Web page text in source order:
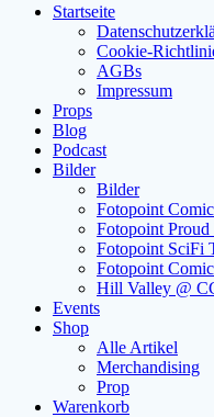
Startseite
Cookie-
AGBs
Impressum
Props
Blog
Podcast
Bilder
Bilder
Fotopoint
Fotopoint
Fotopoint SciFi
Fotopoint
Hill Valley @
Events
Shop
Alle Artikel
Merchandising
Prop
Warenkorb